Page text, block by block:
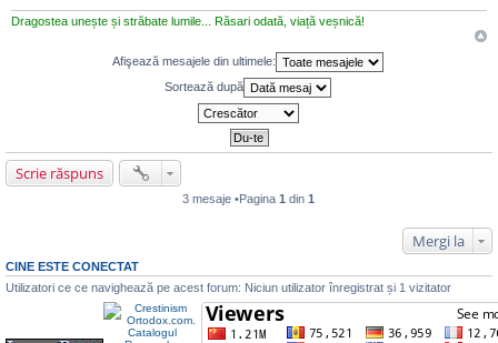
i
t
Dragostea unește și străbate lumile... Răsari odată, viață veșnică!
Afişează mesajele din ultimele:
Sortează după
Scrie răspuns
3 mesaje •Pagina1 din1
Mergi la
CINE ESTE CONECTAT
Utilizatori ce ce navighează pe acest forum: Niciun utilizator înregistrat și 1 vizitator